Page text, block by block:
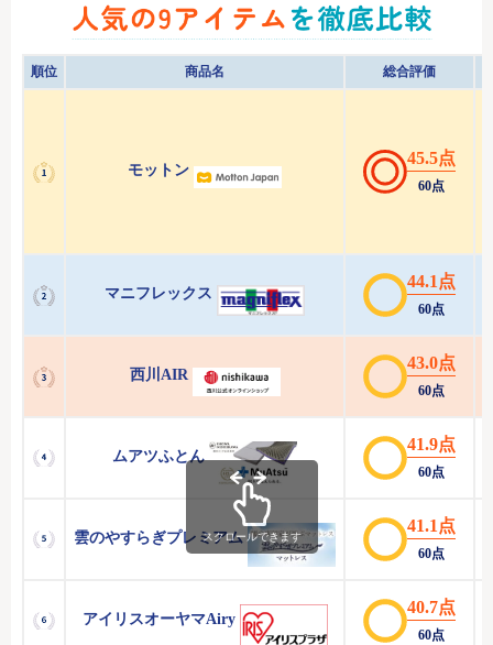
順位 商品名 総合評価
モットン
45.5点
60点
マニフレックス
44.1点
60点
西川AIR
43.0点
60点
ムアツふとん
41.9点
60点
雲のやすらぎプレミアム
41.1点
60点
アイリスオーヤマAiry
40.7点
60点
スクロールできます